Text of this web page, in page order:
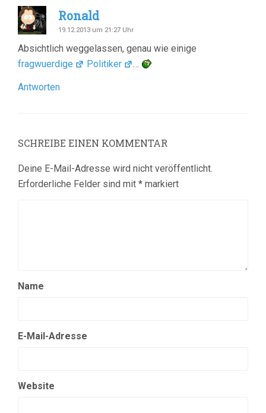
Ronald
19.12.2013 um 21:27 Uhr
Absichtlich weggelassen, genau wie einige
fragwuerdige
Politiker …
Antworten
SCHREIBE EINEN KOMMENTAR
Deine E-Mail-Adresse wird nicht veröffentlicht.
Erforderliche Felder sind mit * markiert
Name
E-Mail-Adresse
Website